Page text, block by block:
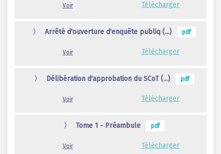
Télécharger
Voir
〉 Arrêté d'ouverture d'enquête publiq (...) pdf
Télécharger
Voir
〉 Délibération d'approbation du SCoT (...) pdf
Télécharger
Voir
〉 Tome 1 - Préambule pdf
Télécharger
Voir